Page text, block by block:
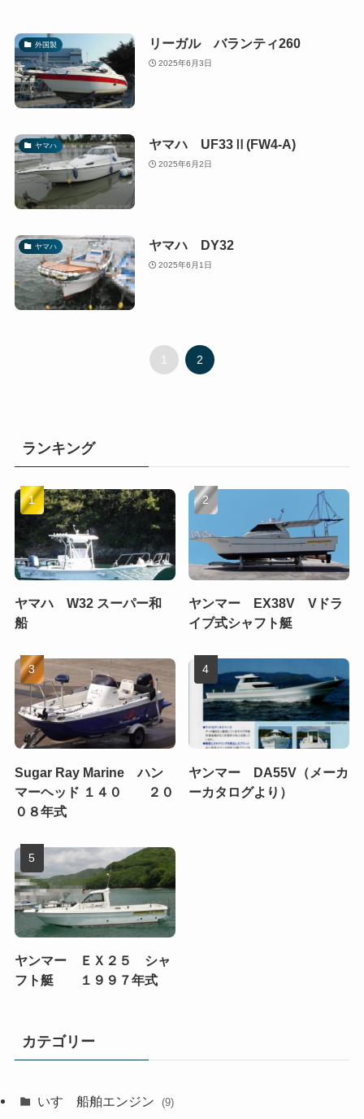
外国製 リーガル バランティ260
2025年6月3日
ヤマハ ヤマハ UF33Ⅱ(FW4-A)
2025年6月2日
ヤマハ ヤマハ DY32
2025年6月1日
1 2
ランキング
ヤマハ W32 スーパー和
船
ヤンマー EX38V Vドラ
イブ式シャフト艇
Sugar Ray Marine ハン
マーヘッド １４０ ２０
０８年式
ヤンマー DA55V（メーカ
ーカタログより）
ヤンマー ＥＸ２５ シャ
フト艇 １９９７年式
カテゴリー
いすゞ船舶エンジン (9)